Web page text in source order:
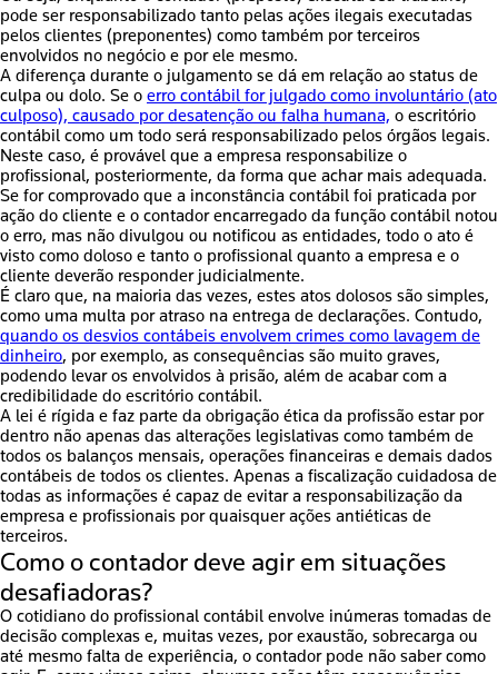
pode ser responsabilizado tanto pelas ações ilegais executadas
pelos clientes (preponentes) como também por terceiros
envolvidos no negócio e por ele mesmo.
A diferença durante o julgamento se dá em relação ao status de
culpa ou dolo. Se o erro contábil for julgado como involuntário (ato
culposo), causado por desatenção ou falha humana, o escritório
contábil como um todo será responsabilizado pelos órgãos legais.
Neste caso, é provável que a empresa responsabilize o
profissional, posteriormente, da forma que achar mais adequada.
Se for comprovado que a inconstância contábil foi praticada por
ação do cliente e o contador encarregado da função contábil notou
o erro, mas não divulgou ou notificou as entidades, todo o ato é
visto como doloso e tanto o profissional quanto a empresa e o
cliente deverão responder judicialmente.
É claro que, na maioria das vezes, estes atos dolosos são simples,
como uma multa por atraso na entrega de declarações. Contudo,
quando os desvios contábeis envolvem crimes como lavagem de
dinheiro, por exemplo, as consequências são muito graves,
podendo levar os envolvidos à prisão, além de acabar com a
credibilidade do escritório contábil.
A lei é rígida e faz parte da obrigação ética da profissão estar por
dentro não apenas das alterações legislativas como também de
todos os balanços mensais, operações financeiras e demais dados
contábeis de todos os clientes. Apenas a fiscalização cuidadosa de
todas as informações é capaz de evitar a responsabilização da
empresa e profissionais por quaisquer ações antiéticas de
terceiros.
Como o contador deve agir em situações
desafiadoras?
O cotidiano do profissional contábil envolve inúmeras tomadas de
decisão complexas e, muitas vezes, por exaustão, sobrecarga ou
até mesmo falta de experiência, o contador pode não saber como